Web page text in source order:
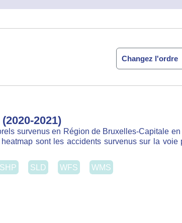
Changez l'ordre
2021)
survenus en Région de Bruxelles-Capitale en
sont les accidents survenus sur la voie
SLD WFS WMS